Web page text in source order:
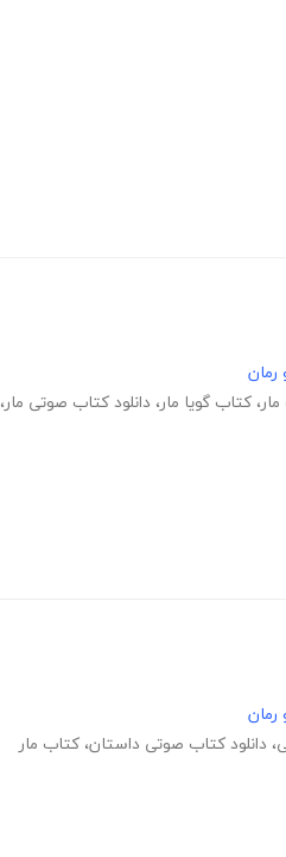
رمان
، کتاب گویا مار، دانلود کتاب صوتی مار،
رمان
، دانلود کتاب صوتی داستان، کتاب مار